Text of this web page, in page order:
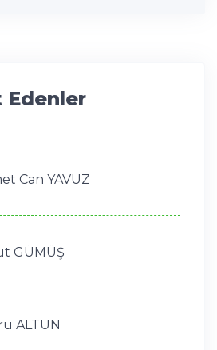
Edenler
Can YAVUZ
GÜMÜŞ
ALTUN